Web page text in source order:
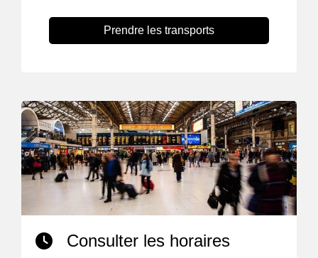
Prendre les transports
Consulter les horaires